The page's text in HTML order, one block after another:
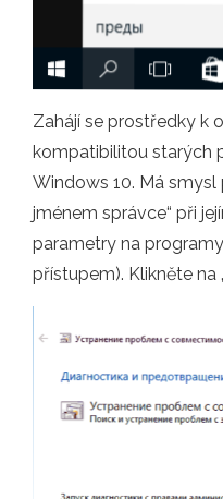
Zahájí se prostředky k
kompatibilitou starých
Windows 10. Má smysl
jménem správce“ při
parametry na
přístupem). Klikněte na